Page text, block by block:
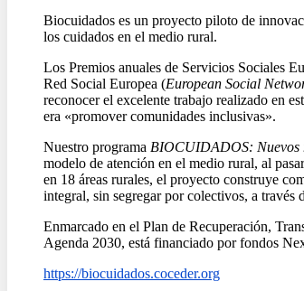
Biocuidados es un proyecto piloto de
los cuidados en el medio rural.
Los Premios anuales de Servicios Sociales
Red Social Europea (European Social
reconocer el excelente trabajo realizado en
era «promover comunidades inclusivas».
Nuestro programa BIOCUIDADOS: Nuevos
modelo de atención en el medio rural, al
en 18 áreas rurales, el proyecto construye
integral, sin segregar por colectivos, a
Enmarcado en el Plan de Recuperación,
Agenda 2030, está financiado por fondos
https://biocuidados.coceder.org